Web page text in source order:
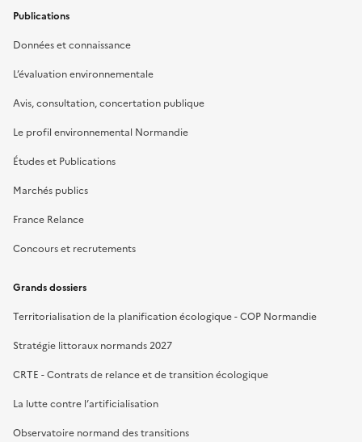
Publications
Données et connaissance
L’évaluation environnementale
Avis, consultation, concertation publique
Le profil environnemental Normandie
Études et Publications
Marchés publics
France Relance
Concours et recrutements
Grands dossiers
Territorialisation de la planification écologique - COP Normandie
Stratégie littoraux normands 2027
CRTE - Contrats de relance et de transition écologique
La lutte contre l’artificialisation
Observatoire normand des transitions